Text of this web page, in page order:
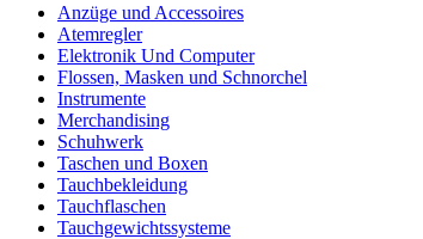
Anzüge und Accessoires
Atemregler
Elektronik Und Computer
Flossen, Masken und Schnorchel
Instrumente
Merchandising
Schuhwerk
Taschen und Boxen
Tauchbekleidung
Tauchflaschen
Tauchgewichtssysteme